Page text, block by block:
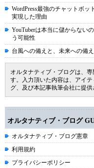
WordPress最強のチャットボ
実現した理由
YouTuberは本当に儲からない
う可能性
台風への備えと、未来への備え
オルタナティブ・ブログは、
す。入力頂いた内容は、アイ
グ、及び本記事執筆会社に提供
オルタナティブ・ブログ
オルタナティブ・ブログ憲章
利用規約
プライバシーポリシー